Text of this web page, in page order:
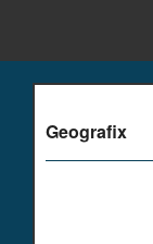
Geografix